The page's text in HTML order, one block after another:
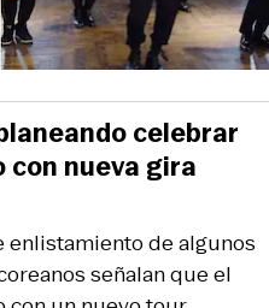
de algunos
señalan que el
celebrar
nueva gira